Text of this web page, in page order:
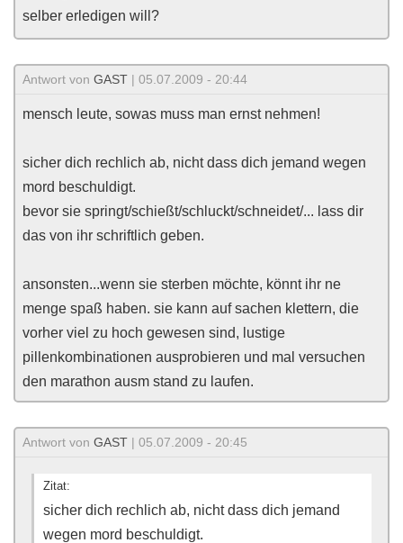
selber erledigen will?
Antwort von GAST | 05.07.2009 - 20:44
mensch leute, sowas muss man ernst nehmen!
sicher dich rechlich ab, nicht dass dich jemand wegen
mord beschuldigt.
bevor sie springt/schießt/schluckt/schneidet/... lass dir
das von ihr schriftlich geben.
ansonsten...wenn sie sterben möchte, könnt ihr ne
menge spaß haben. sie kann auf sachen klettern, die
vorher viel zu hoch gewesen sind, lustige
pillenkombinationen ausprobieren und mal versuchen
den marathon ausm stand zu laufen.
Antwort von GAST | 05.07.2009 - 20:45
Zitat:
sicher dich rechlich ab, nicht dass dich jemand
wegen mord beschuldigt.